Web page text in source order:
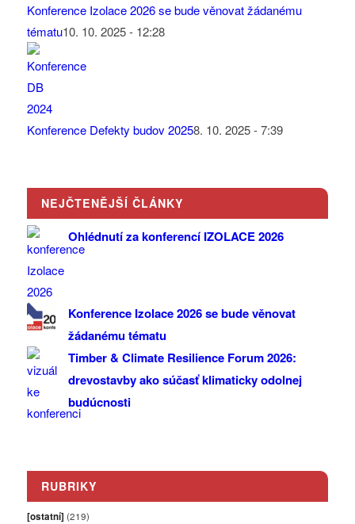
Konference Izolace 2026 se bude věnovat žádanému
tématu10. 10. 2025 - 12:28
Konference Defekty budov 20258. 10. 2025 - 7:39
NEJČTENĚJŠÍ ČLÁNKY
Ohlédnutí za konferencí IZOLACE 2026
Konference Izolace 2026 se bude věnovat
žádanému tématu
Timber & Climate Resilience Forum 2026:
drevostavby ako súčasť klimaticky odolnej
budúcnosti
RUBRIKY
[ostatní] (219)